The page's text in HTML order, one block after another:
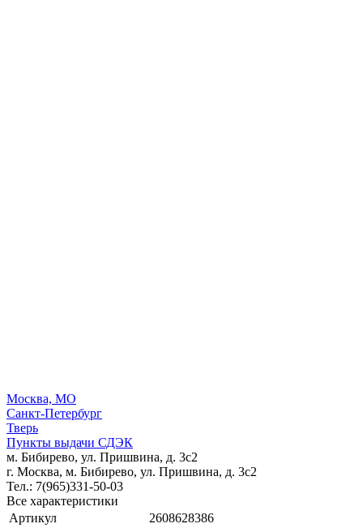
Москва, МО
Санкт-Петербург
Тверь
Пункты выдачи СДЭК
м. Бибирево, ул. Пришвина, д. 3с2
г. Москва, м. Бибирево, ул. Пришвина, д. 3с2
Тел.: 7(965)331-50-03
Все характеристики
Артикул
2608628386